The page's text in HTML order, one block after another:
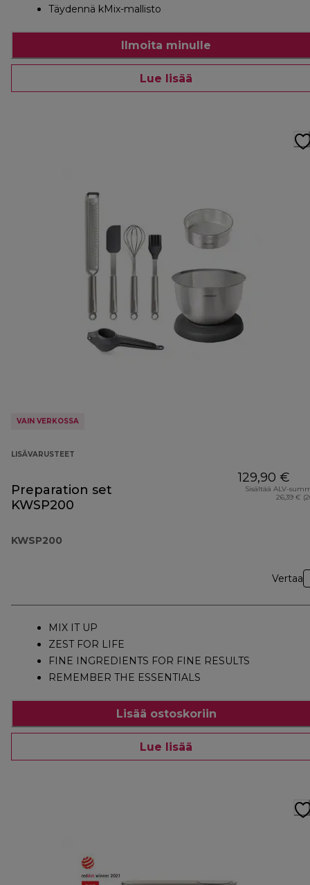
Täydennä kMix-mallisto
Ilmoita minulle
Lue lisää
VAIN VERKOSSA
LISÄVARUSTEET
Preparation set
KWSP200
KWSP200
129,90 €
Sisältää ALV-
26,39 €
Vertaa
MIX IT UP
ZEST FOR LIFE
FINE INGREDIENTS FOR FINE RESULTS
REMEMBER THE ESSENTIALS
Lisää ostoskoriin
Lue lisää